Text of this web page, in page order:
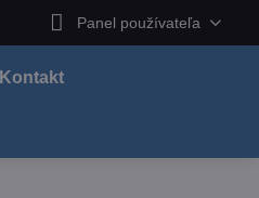
Panel používateľa
Kontakt